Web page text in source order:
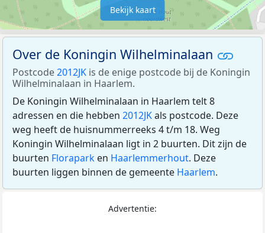
Bekijk kaart
Over de Koningin Wilhelminalaan
Postcode2012JK is de enige postcode bij de Koningin
Wilhelminalaan in Haarlem.
De Koningin Wilhelminalaan in Haarlem telt 8
adressen en die hebben 2012JKals postcode. Deze
weg heeft de huisnummerreeks 4 t/m 18. Weg
Koningin Wilhelminalaan ligt in 2 buurten. Dit zijn de
buurten Florapark en Haarlemmerhout. Deze
buurten liggen binnen de gemeente Haarlem.
Advertentie: